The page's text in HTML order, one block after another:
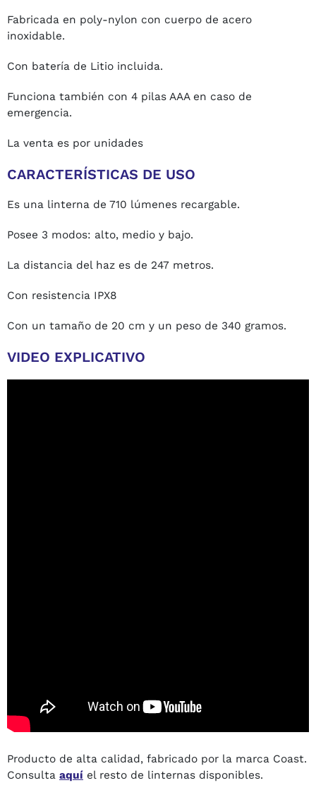
Fabricada en poly-nylon con cuerpo de acero
inoxidable.
Con batería de Litio incluida.
Funciona también con 4 pilas AAA en caso de
emergencia.
La venta es por unidades
CARACTERÍSTICAS DE USO
Es una linterna de 710 lúmenes recargable.
Posee 3 modos: alto, medio y bajo.
La distancia del haz es de 247 metros.
Con resistencia IPX8
Con un tamaño de 20 cm y un peso de 340 gramos.
VIDEO EXPLICATIVO
Producto de alta calidad, fabricado por la marca Coast.
Consulta aquí el resto de linternas disponibles.